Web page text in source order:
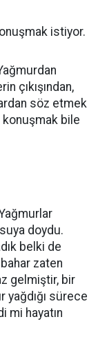
istiyor.
çıkışından,
söz etmek
bile
doydu.
belki de
zaten
gelmiştir, bir
yağdığı sürece
mi hayatın